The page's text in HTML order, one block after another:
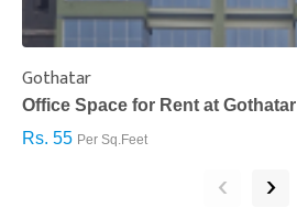
Gothatar
Office Space for Rent at Gothatar
Rs. 55 Per Sq.Feet
‹ ›